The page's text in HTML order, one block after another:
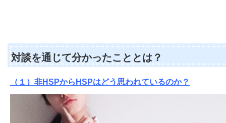
対談を通じて分かったこととは？
（１）非HSPからHSPはどう思われているのか？